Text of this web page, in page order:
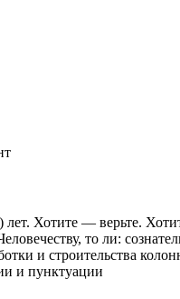
лет. Хотите — верьте.
то ли:
и строительства
и пунктуации